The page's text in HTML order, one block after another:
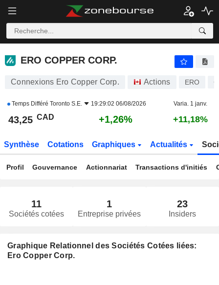
ERO COPPER CORP.
ERO COPPER CORP.
Connexions Ero Copper Corp. Actions ERO
Temps Différé Toronto S.E. 19:29:02 06/08/2026 Varia. 1 janv.
43,25 CAD +1,26% +11,18%
Synthèse Cotations Graphiques Actualités
Profil Gouvernance Actionnariat Transactions d'initiés
11
Sociétés cotées
1
Entreprise privées
23
Insiders
Graphique Relationnel des Sociétés Cotées liées:
Ero Copper Corp.